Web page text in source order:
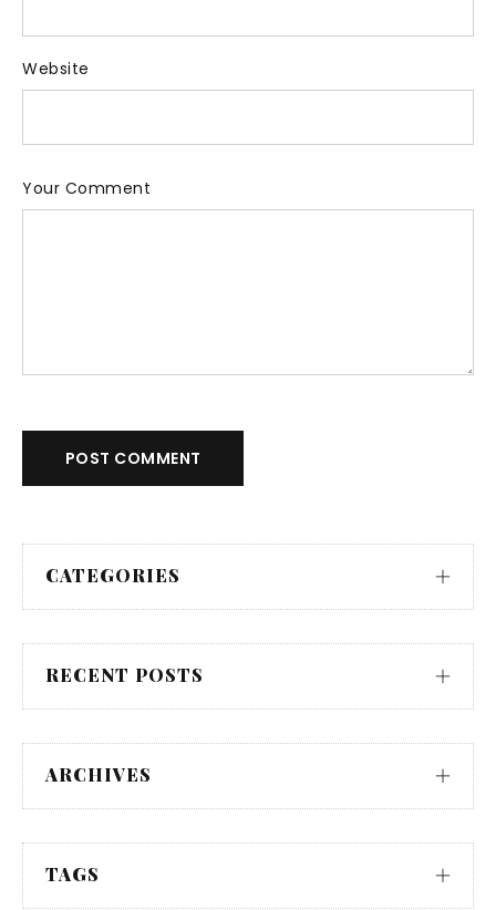
Website
Your Comment
POST COMMENT
CATEGORIES
RECENT POSTS
ARCHIVES
TAGS